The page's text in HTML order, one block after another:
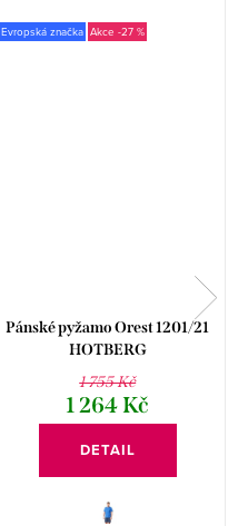
Evropská značka -27 %
Pánské pyžamo Orest 1201/21
HOTBERG
1 755 Kč
1 264 Kč
DETAIL